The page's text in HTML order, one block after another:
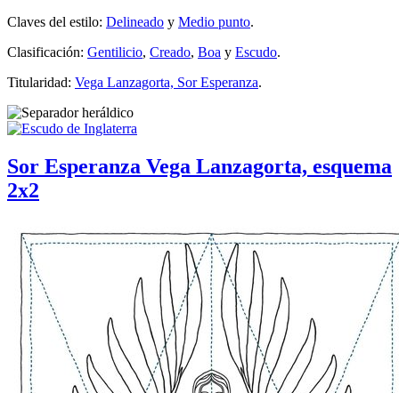
Claves del estilo: Delineado y Medio punto.
Clasificación: Gentilicio, Creado, Boa y Escudo.
Titularidad: Vega Lanzagorta, Sor Esperanza.
Sor Esperanza Vega Lanzagorta, esquema
2x2